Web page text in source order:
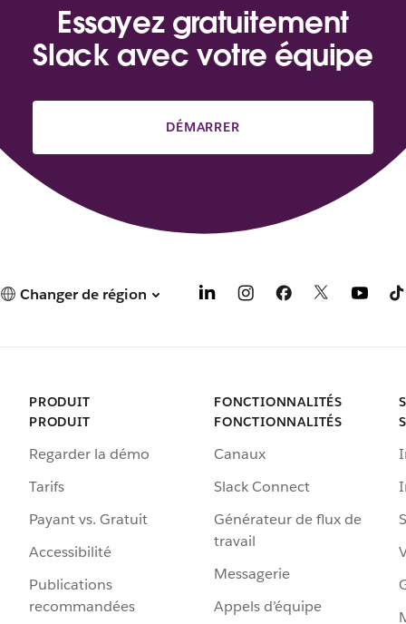
Essayez gratuitement
Slack avec votre équipe
DÉMARRER
Changer de région
PRODUIT
PRODUIT
Regarder la démo
Tarifs
Payant vs. Gratuit
Accessibilité
Publications
recommandées
FONCTIONNALITÉS
FONCTIONNALITÉS
Canaux
Slack Connect
Générateur de flux de
travail
Messagerie
Appels d’équipe